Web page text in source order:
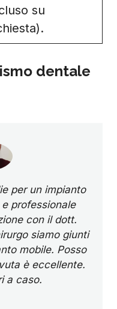
su
dentale
per un impianto
professionale
con il dott.
siamo giunti
mobile. Posso
è eccellente.
a caso.